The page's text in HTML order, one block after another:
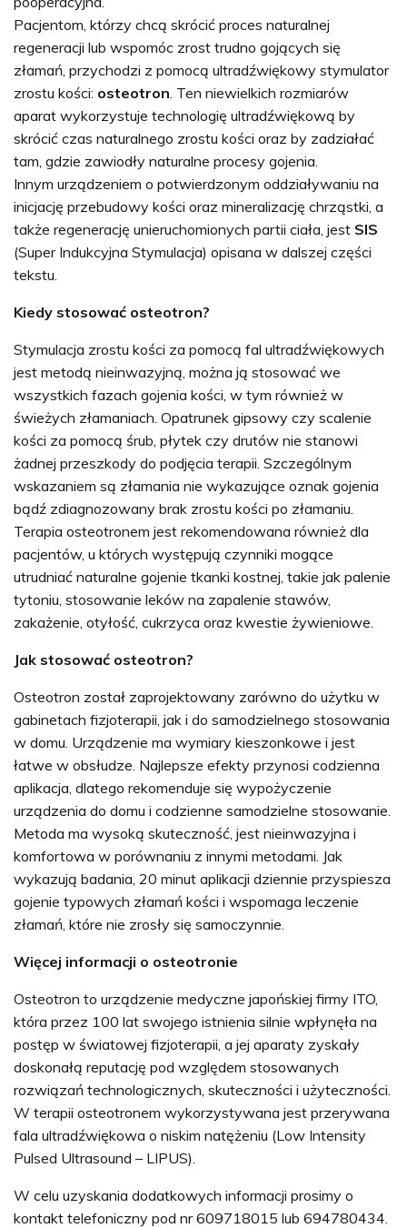
Pacjentom, którzy chcą skrócić proces naturalnej
regeneracji lub wspomóc zrost trudno gojących się
złamań, przychodzi z pomocą ultradźwiękowy stymulator
zrostu kości: osteotron. Ten niewielkich rozmiarów
aparat wykorzystuje technologię ultradźwiękową by
skrócić czas naturalnego zrostu kości oraz by zadziałać
tam, gdzie zawiodły naturalne procesy gojenia.
Innym urządzeniem o potwierdzonym oddziaływaniu na
inicjację przebudowy kości oraz mineralizację chrząstki, a
także regenerację unieruchomionych partii ciała, jest SIS
(Super Indukcyjna Stymulacja) opisana w dalszej części
tekstu.
Kiedy stosować osteotron?
Stymulacja zrostu kości za pomocą fal ultradźwiękowych
jest metodą nieinwazyjną, można ją stosować we
wszystkich fazach gojenia kości, w tym również w
świeżych złamaniach. Opatrunek gipsowy czy scalenie
kości za pomocą śrub, płytek czy drutów nie stanowi
żadnej przeszkody do podjęcia terapii. Szczególnym
wskazaniem są złamania nie wykazujące oznak gojenia
bądź zdiagnozowany brak zrostu kości po złamaniu.
Terapia osteotronem jest rekomendowana również dla
pacjentów, u których występują czynniki mogące
utrudniać naturalne gojenie tkanki kostnej, takie jak palenie
tytoniu, stosowanie leków na zapalenie stawów,
zakażenie, otyłość, cukrzyca oraz kwestie żywieniowe.
Jak stosować osteotron?
Osteotron został zaprojektowany zarówno do użytku w
gabinetach fizjoterapii, jak i do samodzielnego stosowania
w domu. Urządzenie ma wymiary kieszonkowe i jest
łatwe w obsłudze. Najlepsze efekty przynosi codzienna
aplikacja, dlatego rekomenduje się wypożyczenie
urządzenia do domu i codzienne samodzielne stosowanie.
Metoda ma wysoką skuteczność, jest nieinwazyjna i
komfortowa w porównaniu z innymi metodami. Jak
wykazują badania, 20 minut aplikacji dziennie przyspiesza
gojenie typowych złamań kości i wspomaga leczenie
złamań, które nie zrosły się samoczynnie.
Więcej informacji o osteotronie
Osteotron to urządzenie medyczne japońskiej firmy ITO,
która przez 100 lat swojego istnienia silnie wpłynęła na
postęp w światowej fizjoterapii, a jej aparaty zyskały
doskonałą reputację pod względem stosowanych
rozwiązań technologicznych, skuteczności i użyteczności.
W terapii osteotronem wykorzystywana jest przerywana
fala ultradźwiękowa o niskim natężeniu (Low Intensity
Pulsed Ultrasound – LIPUS).
W celu uzyskania dodatkowych informacji prosimy o
kontakt telefoniczny pod nr 609718015 lub 694780434.